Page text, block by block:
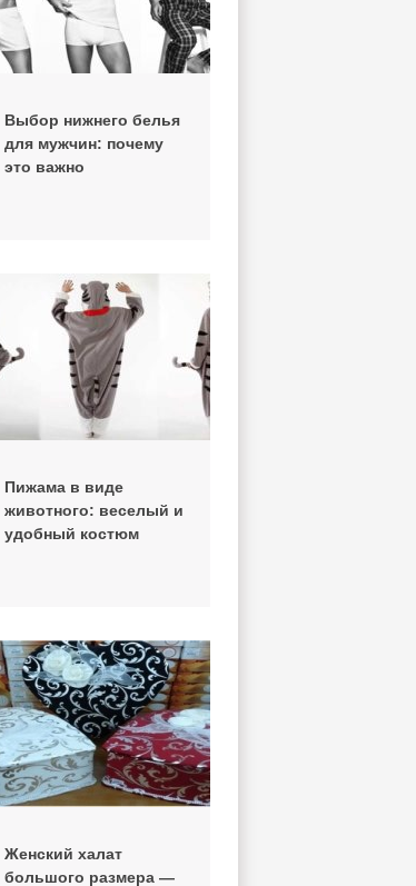
Выбор нижнего белья
для мужчин: почему
это важно
Пижама в виде
животного: веселый и
удобный костюм
Женский халат
большого размера —